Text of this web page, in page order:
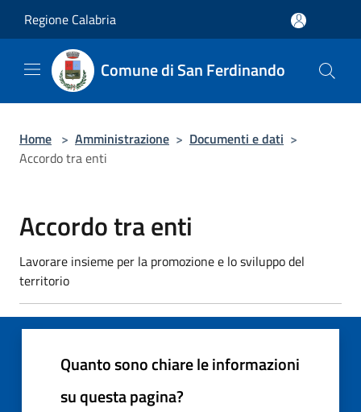
Regione Calabria
Comune di San Ferdinando
Home > Amministrazione > Documenti e dati >
Accordo tra enti
Accordo tra enti
Lavorare insieme per la promozione e lo sviluppo del
territorio
Quanto sono chiare le informazioni
su questa pagina?